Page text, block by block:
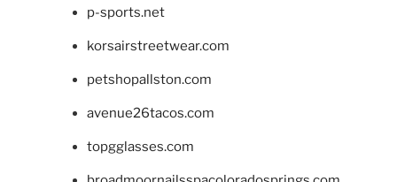
p-sports.net
korsairstreetwear.com
petshopallston.com
avenue26tacos.com
topgglasses.com